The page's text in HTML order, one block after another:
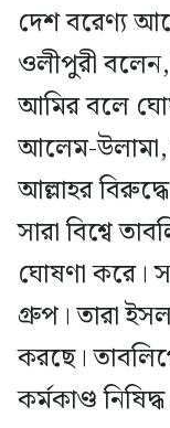
দেশ বরেণ্য
ওলীপুরী
আমির বলে
আলেম-উলামা,
আল্লাহর
সারা বিশ্বে
ঘোষণা করে।
গ্রুপ। তারা
করছে।
কর্মকাণ্ড